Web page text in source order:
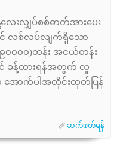
လေးလျှပ်စစ်ဓာတ်အားပေး
လစ်လပ်လျက်ရှိသော
၀၀၀၀)တန်း အငယ်တန်း
င် ခန့်ထားရန်အတွက် လူ
အောက်ပါအတိုင်းထုတ်ပြန်
ဆက်ဖတ်ရန်